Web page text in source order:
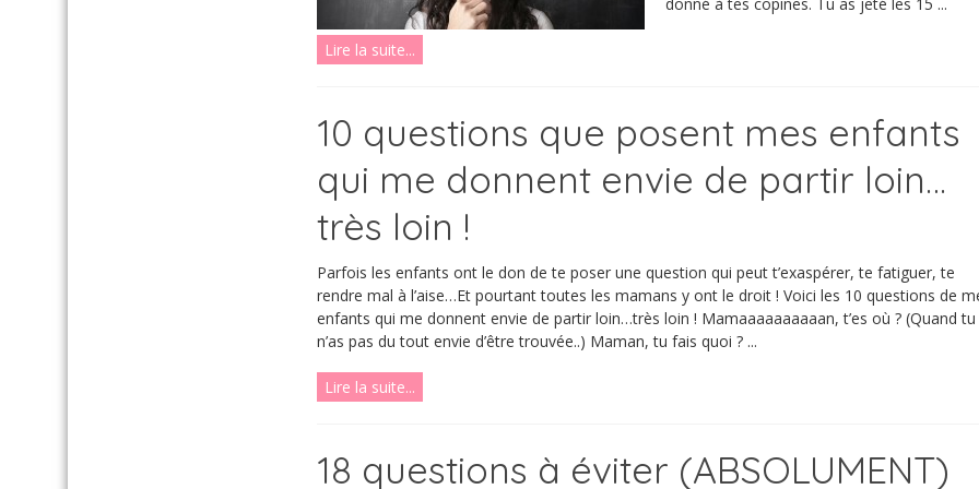
Lire la suite...
10 questions que posent mes enfants
qui me donnent envie de partir loin…
très loin !
Parfois les enfants ont le don de te poser une question qui peut t’exaspérer, te fatiguer, te
rendre mal à l’aise…Et pourtant toutes les mamans y ont le droit ! Voici les 10 questions de
enfants qui me donnent envie de partir loin…très loin ! Mamaaaaaaaaaan, t’es où ? (Quand tu
n’as pas du tout envie d’être trouvée..) Maman, tu fais quoi ? ...
Lire la suite...
18 questions à éviter (ABSOLUMENT)